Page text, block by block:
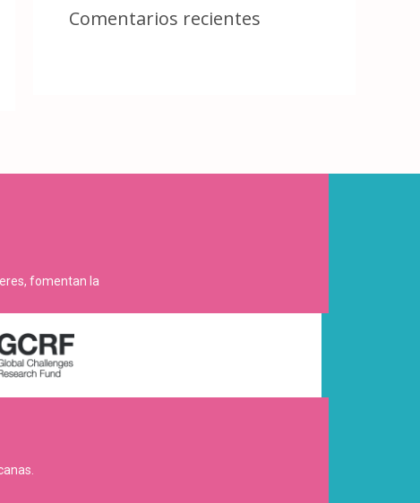
Comentarios recientes
fomentan la